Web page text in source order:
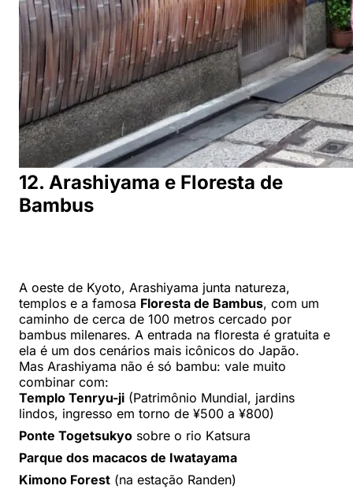
12. Arashiyama e Floresta de
Bambus
A oeste de Kyoto, Arashiyama junta natureza,
templos e a famosa Floresta de Bambus, com um
caminho de cerca de 100 metros cercado por
bambus milenares. A entrada na floresta é gratuita e
ela é um dos cenários mais icônicos do Japão.
Mas Arashiyama não é só bambu: vale muito
combinar com:
Templo Tenryu-ji (Patrimônio Mundial, jardins
lindos, ingresso em torno de ¥500 a ¥800)
Ponte Togetsukyo sobre o rio Katsura
Parque dos macacos de Iwatayama
Kimono Forest (na estação Randen)